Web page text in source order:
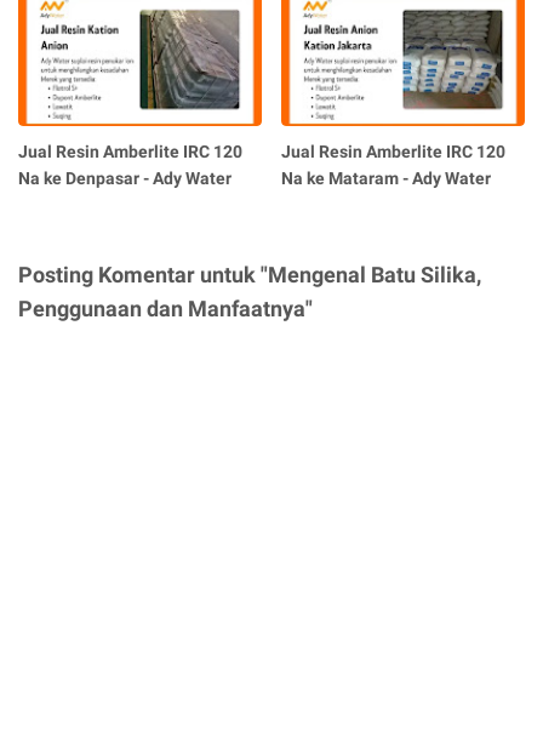
Jual Resin Amberlite IRC 120
Na ke Denpasar - Ady Water
Jual Resin Amberlite IRC 120
Na ke Mataram - Ady Water
Posting Komentar untuk "Mengenal Batu Silika,
Penggunaan dan Manfaatnya"